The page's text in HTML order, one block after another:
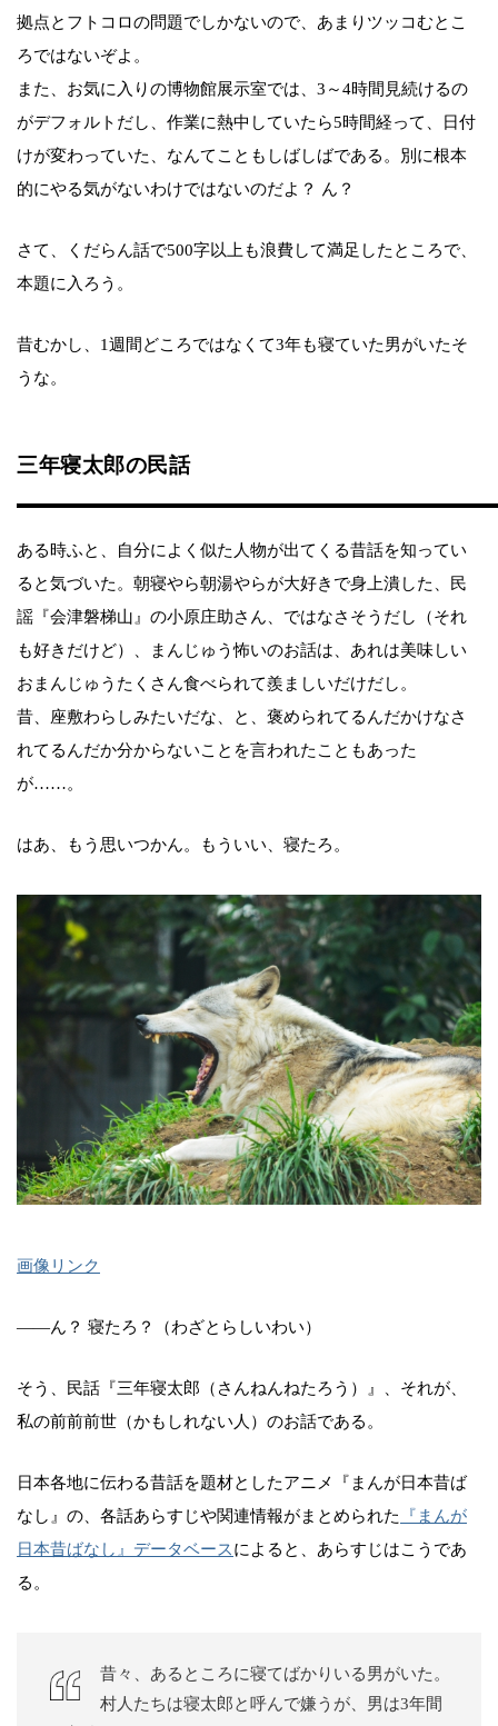
拠点とフトコロの問題でしかないので、あまりツッコむとこ
ろではないぞよ。
また、お気に入りの博物館展示室では、3～4時間見続けるの
がデフォルトだし、作業に熱中していたら5時間経って、日付
けが変わっていた、なんてこともしばしばである。別に根本
的にやる気がないわけではないのだよ？ ん？
さて、くだらん話で500字以上も浪費して満足したところで、
本題に入ろう。
昔むかし、1週間どころではなくて3年も寝ていた男がいたそ
うな。
三年寝太郎の民話
ある時ふと、自分によく似た人物が出てくる昔話を知ってい
ると気づいた。朝寝やら朝湯やらが大好きで身上潰した、民
謡『会津磐梯山』の小原庄助さん、ではなさそうだし（それ
も好きだけど）、まんじゅう怖いのお話は、あれは美味しい
おまんじゅうたくさん食べられて羨ましいだけだし。
昔、座敷わらしみたいだな、と、褒められてるんだかけなさ
れてるんだか分からないことを言われたこともあった
が……。
はあ、もう思いつかん。もういい、寝たろ。
画像リンク
――ん？ 寝たろ？（わざとらしいわい）
そう、民話『三年寝太郎（さんねんねたろう）』、それが、
私の前前前世（かもしれない人）のお話である。
日本各地に伝わる昔話を題材としたアニメ『まんが日本昔ば
なし』の、各話あらすじや関連情報がまとめられた
『まんが
日本昔ばなし』データベースによると、あらすじはこうであ
る。
昔々、あるところに寝てばかりいる男がいた。
村人たちは寝太郎と呼んで嫌うが、男は3年間